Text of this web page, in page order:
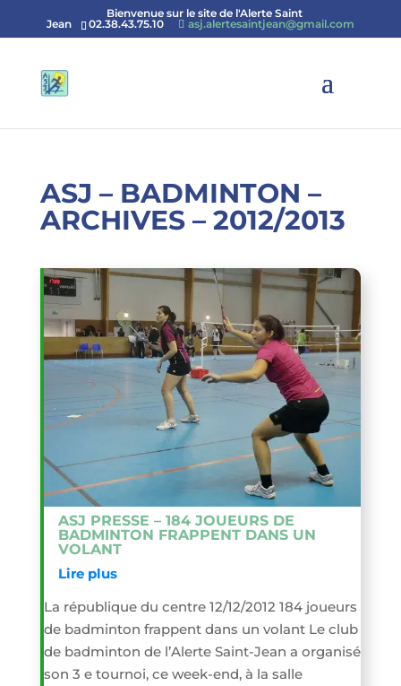
Bienvenue sur le site de l'Alerte Saint
Jean
02.38.43.75.10 asj.alertesaintjean@gmail.com
ASJ – BADMINTON –
ARCHIVES – 2012/2013
ASJ PRESSE – 184 JOUEURS DE
BADMINTON FRAPPENT DANS UN
VOLANT
Lire plus
La république du centre 12/12/2012 184 joueurs
de badminton frappent dans un volant Le club
de badminton de l’Alerte Saint-Jean a organisé
son 3 e tournoi, ce week-end, à la salle